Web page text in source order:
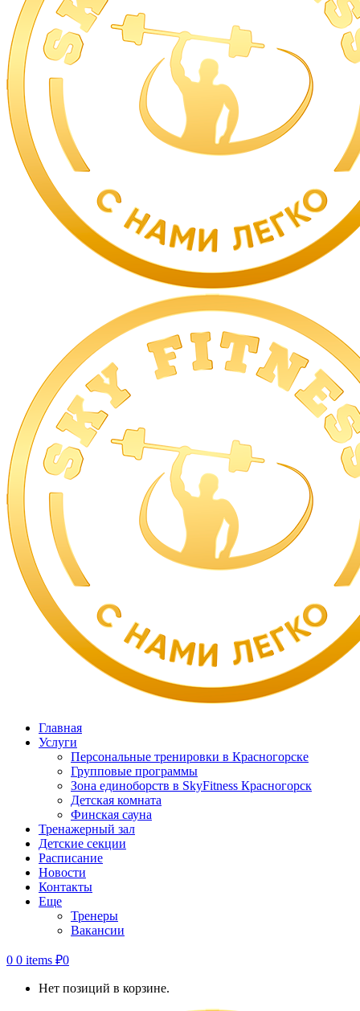
Главная
Услуги
Персональные тренировки в Красногорске
Групповые программы
Зона единоборств в SkyFitness Красногорск
Детская комната
Финская сауна
Тренажерный зал
Детские секции
Расписание
Новости
Контакты
Еще
Тренеры
Вакансии
0 0 items ₽0
Нет позиций в корзине.